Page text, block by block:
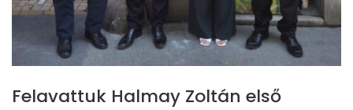
Felavattuk Halmay Zoltán első